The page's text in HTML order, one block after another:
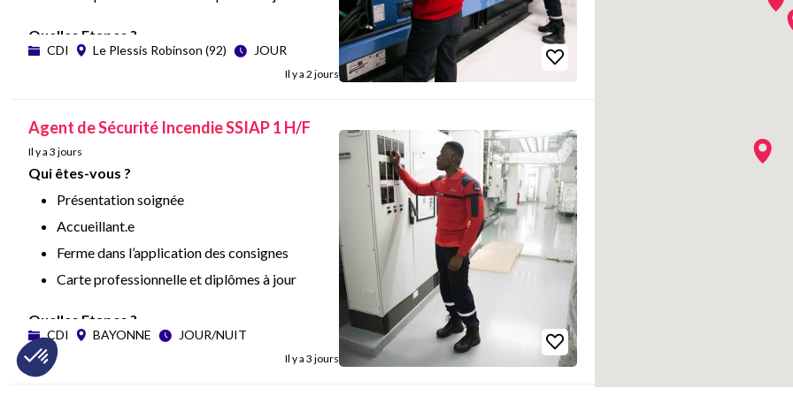
Intégration en formation aux alentours du
GORON !
Quelles Etapes ?
Entretien téléphonique
Vous vous reconnaissez, rejoignez l’aventure
GORON !
CDI Le Plessis Robinson (92) JOUR
Il y a 2 jours
Agent de Sécurité Incendie SSIAP 1 H/F
Il y a 3 jours
Qui êtes-vous ?
Présentation soignée
Accueillant.e
Ferme dans l’application des consignes
Carte professionnelle et diplômes à jour
Quelles Etapes ?
Entretien téléphonique
CDI BAYONNE JOUR/NUIT
Il y a 3 jours